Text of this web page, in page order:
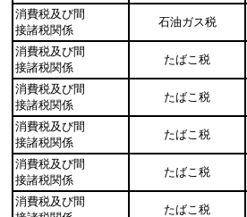
消費税及び間
接諸税関係
石油ガス税
消費税及び間
接諸税関係
たばこ税
消費税及び間
接諸税関係
たばこ税
消費税及び間
接諸税関係
たばこ税
消費税及び間
接諸税関係
たばこ税
消費税及び間
たばこ税